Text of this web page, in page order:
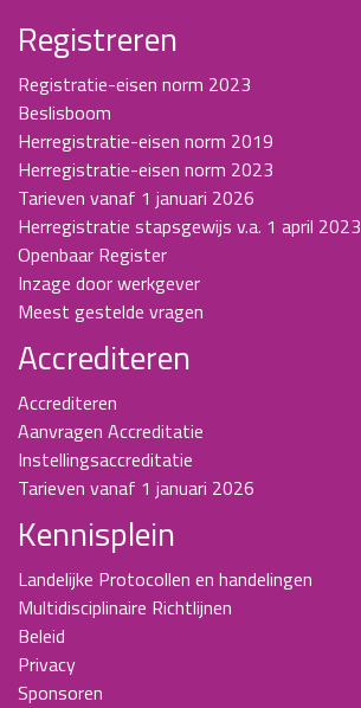
Registreren
Registratie-eisen norm 2023
Beslisboom
Herregistratie-eisen norm 2019
Herregistratie-eisen norm 2023
Tarieven vanaf 1 januari 2026
Herregistratie stapsgewijs v.a. 1 april 2023
Openbaar Register
Inzage door werkgever
Meest gestelde vragen
Accrediteren
Accrediteren
Aanvragen Accreditatie
Instellingsaccreditatie
Tarieven vanaf 1 januari 2026
Kennisplein
Landelijke Protocollen en handelingen
Multidisciplinaire Richtlijnen
Beleid
Privacy
Sponsoren